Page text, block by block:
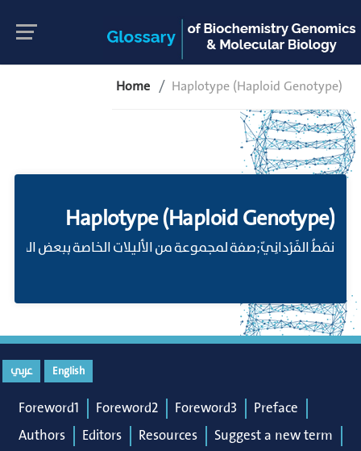
Home Haplotype (Haploid Genotype)
Haplotype (Haploid Genotype)
نمَطُ الفَرْدانِيّ;صفة لمجموعة من الأليلات الخاصة ببعض
English عربي
Foreword1 Foreword2 Foreword3
Preface
Authors
Editors Resources
Suggest a new term